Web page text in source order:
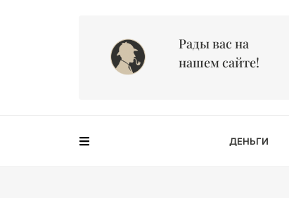
Рады вас на
нашем сайте!
ДЕНЬГИ